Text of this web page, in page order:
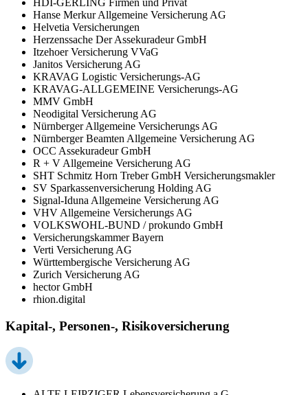
HDI-GERLING Firmen und Privat
Hanse Merkur Allgemeine Versicherung AG
Helvetia Versicherungen
Herzenssache Der Assekuradeur GmbH
Itzehoer Versicherung VVaG
Janitos Versicherung AG
KRAVAG Logistic Versicherungs-AG
KRAVAG-ALLGEMEINE Versicherungs-AG
MMV GmbH
Neodigital Versicherung AG
Nürnberger Allgemeine Versicherungs AG
Nürnberger Beamten Allgemeine Versicherung AG
OCC Assekuradeur GmbH
R + V Allgemeine Versicherung AG
SHT Schmitz Horn Treber GmbH Versicherungsmakler
SV Sparkassenversicherung Holding AG
Signal-Iduna Allgemeine Versicherung AG
VHV Allgemeine Versicherungs AG
VOLKSWOHL-BUND / prokundo GmbH
Versicherungskammer Bayern
Verti Versicherung AG
Württembergische Versicherung AG
Zurich Versicherung AG
hector GmbH
rhion.digital
Kapital-, Personen-, Risikoversicherung